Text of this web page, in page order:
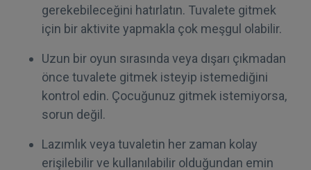
gerekebileceğini hatırlatın. Tuvalete gitmek
için bir aktivite yapmakla çok meşgul olabilir.
Uzun bir oyun sırasında veya dışarı çıkmadan
önce tuvalete gitmek isteyip istemediğini
kontrol edin. Çocuğunuz gitmek istemiyorsa,
sorun değil.
Lazımlık veya tuvaletin her zaman kolay
erişilebilir ve kullanılabilir olduğundan emin